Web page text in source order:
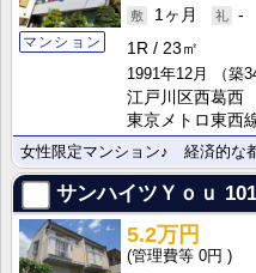
マンション
1ヶ月
-
1R
23㎡
1991年12月
（築
江戸川区西葛西
東京メトロ東西
女性限定マンション♪ 経済的な
サンハイツＹｏｕ
5.2万円
0円